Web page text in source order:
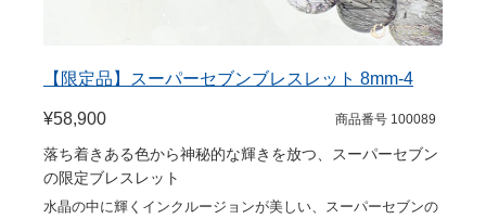
【限定品】スーパーセブンブレスレット 8mm-4
¥58,900 商品番号 100089
落ち着きある色から神秘的な輝きを放つ、スーパーセブン
の限定ブレスレット
水晶の中に輝くインクルージョンが美しい、スーパーセブンの